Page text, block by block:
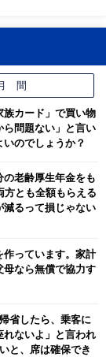
間
族カード」で買い物
ら問題ない」と言い
のでしょうか？
の老齢厚生年金をも
方とも全額もらえる
減るって損じゃない
作っています。家計
母なら無償で協力す
省したら、乗客に
れないよ」と言われ
と、席は確保でき